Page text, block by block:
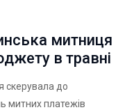
митниця
в травні
скерувала до
митних платежів